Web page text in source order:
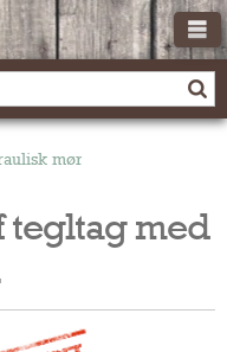
mørtel.
tegltag med